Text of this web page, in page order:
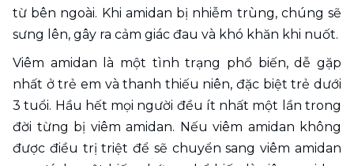
từ bên ngoài. Khi amidan bị nhiễm trùng, chúng sẽ
sưng lên, gây ra cảm giác đau và khó khăn khi nuốt.
Viêm amidan là một tình trạng phổ biến, dễ gặp
nhất ở trẻ em và thanh thiếu niên, đặc biệt trẻ dưới
3 tuổi. Hầu hết mọi người đều ít nhất một lần trong
đời từng bị viêm amidan. Nếu viêm amidan không
được điều trị triệt để sẽ chuyển sang viêm amidan